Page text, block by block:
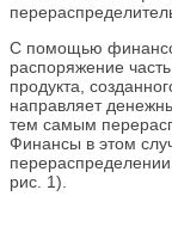
С помощью
распоряжение
продукта,
направляет
тем самым
Финансы в этом
перераспределении
рис. 1).